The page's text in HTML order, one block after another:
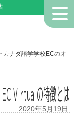
カナダ語学学校ECのオ
Virtualの特徴とは
2020年5月19日